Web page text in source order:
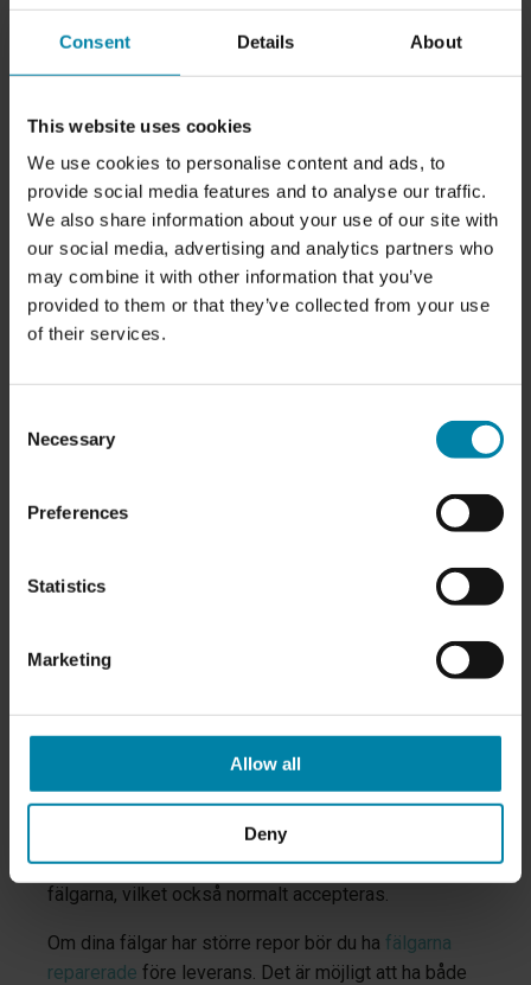
Consent Details About
This website uses cookies
We use cookies to personalise content and ads, to
provide social media features and to analyse our traffic.
We also share information about your use of our site with
our social media, advertising and analytics partners who
may combine it with other information that you’ve
provided to them or that they’ve collected from your use
of their services.
Selection
Necessary
Preferences
Statistics
Marketing
Allow all
Deny
dock skador som bör repareras innan
leasingleveransen. Annars kan du riskera en stor
Du kan ha din bilinredning reparerad
kan den inte repareras till en nivå som inte kan
upptäckas.
4. Små skador på däck och fälgar
Leasingbolagen förväntar sig att däcken har ett visst
slitage, men de måste fortfarande uppfylla lagens
krav på minsta mönsterdjup. Slitna däck som har
Skador på fälgarär också en vanlig form av slitage
som ofta accepteras om reporna är små och kan
poleras bort. Det kan också förekomma ytlig rost på
fälgarna, vilket också normalt accepteras.
Om dina fälgar har större repor bör du ha fälgarna
reparerade före leverans. Det är möjligt att ha både